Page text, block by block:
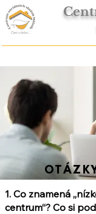
1. Co znamená
centrum“? Co si